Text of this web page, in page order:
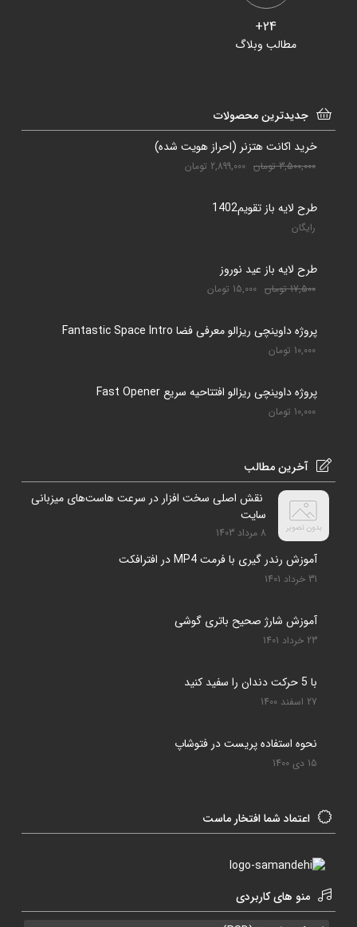
24+
مطالب وبلاگ
جدیدترین محصولات
خرید اکانت هتزنر (احراز هویت شده)
3,500,000 تومان 2,899,000 تومان
طرح لایه باز تقویم1402
رایگان
طرح لایه باز عید نوروز
17,500 تومان 15,000 تومان
پروژه داوینچی ریزالو معرفی فضا Fantastic Space Intro
10,000 تومان
پروژه داوینچی ریزالو افتتاحیه سریع Fast Opener
10,000 تومان
آخرین مطالب
نقش اصلی سخت افزار در سرعت هاست‌های میزبانی
سایت
8 مرداد 1403
آموزش رندر گیری با فرمت MP4 در افترافکت
31 خرداد 1401
آموزش شارژ صحیح باتری گوشی
23 خرداد 1401
با 5 حرکت دندان را سفید کنید
27 اسفند 1400
نحوه استفاده پریست در فتوشاپ
15 دی 1400
اعتماد شما افتخار ماست
منو های کاربردی